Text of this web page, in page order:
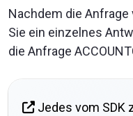
Nachdem die
Sie ein einzelnes
die Anfrage
Jedes vom SDK